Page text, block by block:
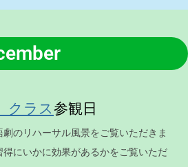
クラス参観日
のリハーサル風景をご覧いただきま
にいかに効果があるかをご覧いただ